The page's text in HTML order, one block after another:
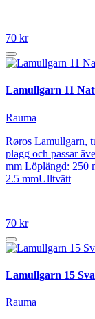
70 kr
Lamullgarn 11
Rauma
Røros Lamullgarn,
plagg och passar
mm Löplängd: 250
2.5 mmUlltvätt
70 kr
Lamullgarn 15
Rauma